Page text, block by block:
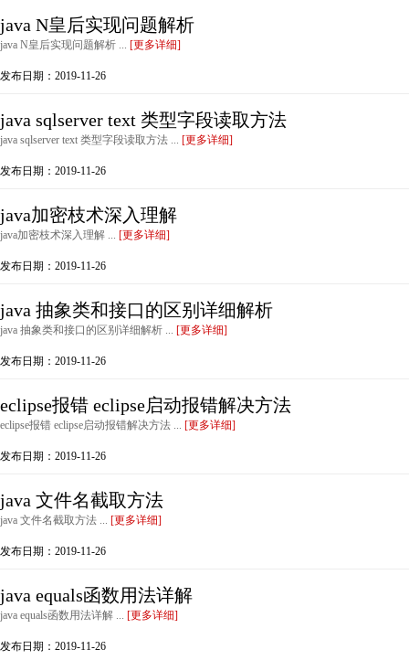
java N皇后实现问题解析
java N皇后实现问题解析 ... [更多详细]
发布日期：2019-11-26
java sqlserver text 类型字段读取方法
java sqlserver text 类型字段读取方法 ... [更多详细]
发布日期：2019-11-26
java加密枝术深入理解
java加密枝术深入理解 ... [更多详细]
发布日期：2019-11-26
java 抽象类和接口的区别详细解析
java 抽象类和接口的区别详细解析 ... [更多详细]
发布日期：2019-11-26
eclipse报错 eclipse启动报错解决方法
eclipse报错 eclipse启动报错解决方法 ... [更多详细]
发布日期：2019-11-26
java 文件名截取方法
java 文件名截取方法 ... [更多详细]
发布日期：2019-11-26
java equals函数用法详解
java equals函数用法详解 ... [更多详细]
发布日期：2019-11-26